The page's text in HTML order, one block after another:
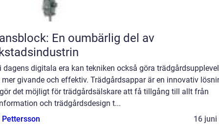
En oumbärlig del av
dagens digitala era kan tekniken också göra
mer givande och effektiv. Trädgårdsappar är en innovativ
det möjligt för trädgårdsälskare att få tillgång till allt från
och trädgårdsdesign t...
16 juni